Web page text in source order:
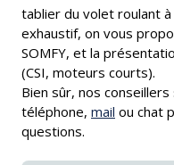
tablier du volet roulant
exhaustif, on vous
SOMFY, et la
(CSI, moteurs courts).
Bien sûr, nos
téléphone, mail ou chat
questions.